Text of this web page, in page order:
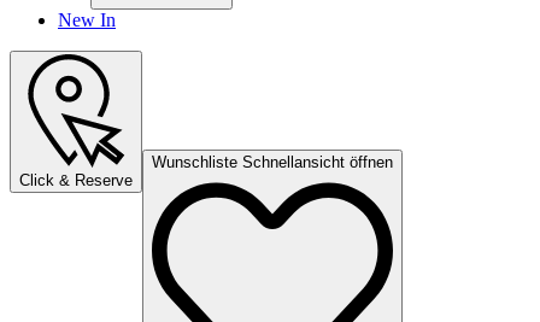
New In
Click & Reserve
Wunschliste Schnellansicht öffnen